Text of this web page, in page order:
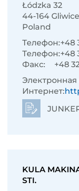
Łódzka 32
44-164 Gliwice
Poland
Телефон:+48
Телефон:+48
Факс:
+48
Электронная
Интернет:
KULA
STI.